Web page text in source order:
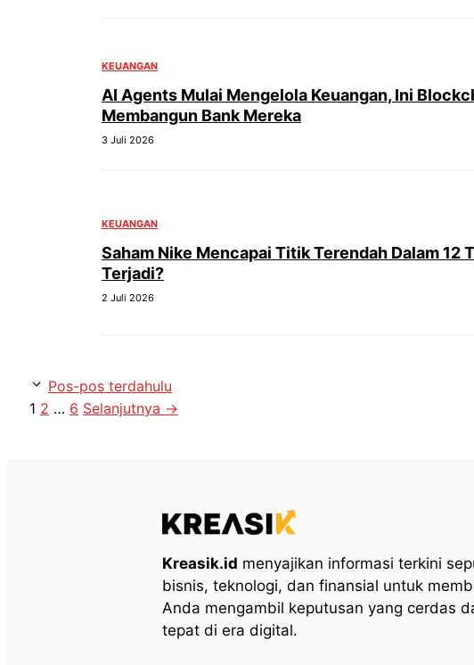
KEUANGAN
AI Agents Mulai Mengelola Keuangan, Ini
Membangun Bank Mereka
3 Juli 2026
KEUANGAN
Saham Nike Mencapai Titik Terendah Dalam 12
Terjadi?
2 Juli 2026
Pos-pos terdahulu
Halaman
1 Halaman
2 … Halaman
6 Selanjutnya →
Kreasik.id menyajikan informasi terkini
bisnis, teknologi, dan finansial untuk
Anda mengambil keputusan yang cerdas
tepat di era digital.